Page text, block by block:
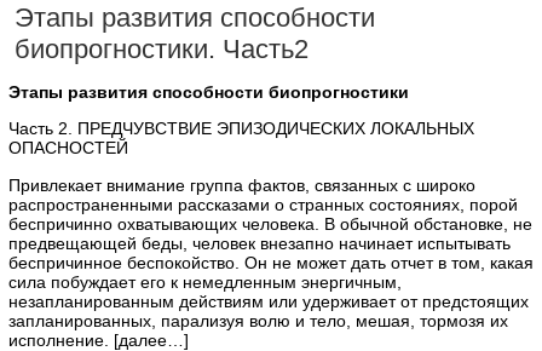
Этапы развития способности
биопрогностики. Часть2
Этапы развития способности биопрогностики
Часть 2. ПРЕДЧУВСТВИЕ ЭПИЗОДИЧЕСКИХ ЛОКАЛЬНЫХ
ОПАСНОСТЕЙ
Привлекает внимание группа фактов, связанных с широко
распространенными рассказами о странных состояниях, порой
беспричинно охватывающих человека. В обычной обстановке, не
предвещающей беды, человек внезапно начинает испытывать
беспричинное беспокойство. Он не может дать отчет в том, какая
сила побуждает его к немедленным энергичным,
незапланированным действиям или удерживает от предстоящих
запланированных, парализуя волю и тело, мешая, тормозя их
исполнение. [далее…]